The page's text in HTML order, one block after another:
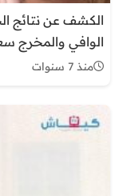
الكشف عن نتائج
الوافي والمخرج
منذ 7 سنوات